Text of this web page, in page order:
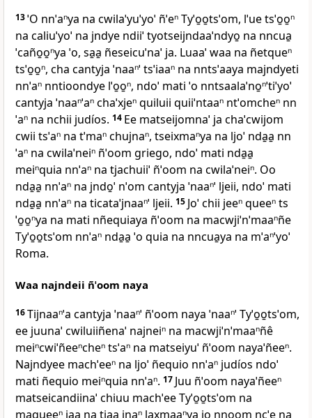
13ˈO nnˈaⁿya na cwilaˈyuˈyoˈ ñˈeⁿ Tyˈo̱o̱tsˈom, lˈue tsˈo̱o̱ⁿ
na caliuˈyoˈ na jndye ndiiˈ tyotseijndaaˈndyo̱ na nncua̱
ˈcaño̱o̱ⁿya ˈo, sa̱a̱ ñeseicuˈnaˈ ja. Luaaˈ waa na ñetqueⁿ
tsˈo̱o̱ⁿ, cha cantyja ˈnaaⁿˈ tsˈiaaⁿ na nntsˈaaya majndyeti
nnˈaⁿ nntioondye lˈo̱o̱ⁿ, ndoˈ mati ˈo nntsaalaˈno̱ⁿˈtiˈyoˈ
cantyja ˈnaaⁿˈaⁿ chaˈxjeⁿ quiluii quiiˈntaaⁿ ntˈomcheⁿ nn
ˈaⁿ na nchii judíos. 14 Ee matseijomnaˈ ja chaˈcwijom
cwii tsˈaⁿ na tˈmaⁿ chujnaⁿ, tseixmaⁿya na ljoˈ nda̱a̱ nn
ˈaⁿ na cwilaˈneiⁿ ñˈoom griego, ndoˈ mati nda̱a̱
meiⁿquia nnˈaⁿ na tjachuiiˈ ñˈoom na cwilaˈneiⁿ. Oo
nda̱a̱ nnˈaⁿ na jndo̱ˈ nˈom cantyja ˈnaaⁿˈ ljeii, ndoˈ mati
nda̱a̱ nnˈaⁿ na ticataˈjnaaⁿˈ ljeii. 15 Joˈ chii jeeⁿ queeⁿ ts
ˈo̱o̱ⁿya na mati nñequiaya ñˈoom na macwjiˈnˈmaaⁿñe
Tyˈo̱o̱tsˈom nnˈaⁿ nda̱a̱ ˈo quia na nncua̱ya na mˈaⁿˈyoˈ
Roma.
Waa najndeii ñˈoom naya
16Tijnaaⁿˈa cantyja ˈnaaⁿˈ ñˈoom naya ˈnaaⁿˈ Tyˈo̱o̱tsˈom,
ee juunaˈ cwiluiiñenaˈ najneiⁿ na macwjiˈnˈmaaⁿñê
meiⁿcwiˈñeeⁿcheⁿ tsˈaⁿ na matseiyuˈ ñˈoom nayaˈñeeⁿ.
Najndyee machˈeeⁿ na ljoˈ ñequio nnˈaⁿ judíos ndoˈ
mati ñequio meiⁿquia nnˈaⁿ. 17 Juu ñˈoom nayaˈñeeⁿ
matseicandiinaˈ chiuu machˈee Tyˈo̱o̱tsˈom na
maqueeⁿ jaa na tjaa jnaⁿ laxmaaⁿya jo nnoom ncˈe na